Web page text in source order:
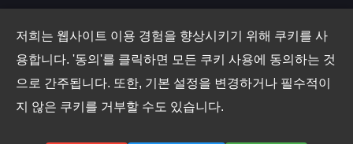
Email
th@aluminio.cn
Address
No.14 Waihuan Road, CBD Zhengzhou, 중국
저희는 웹사이트 이용 경험을 향상시키기 위해 쿠키를 사
용합니다. '동의'를 클릭하면 모든 쿠키 사용에 동의하는 것
으로 간주됩니다. 또한, 기본 설정을 변경하거나 필수적이
지 않은 쿠키를 거부할 수도 있습니다.